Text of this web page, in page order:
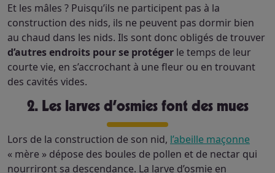
Et les mâles ? Puisqu’ils ne participent pas à la
construction des nids, ils ne peuvent pas dormir bien
au chaud dans les nids. Ils sont donc obligés de trouver
d’autres endroits pour se protéger le temps de leur
courte vie, en s’accrochant à une fleur ou en trouvant
des cavités vides.
2. Les larves d’osmies font des mues
Lors de la construction de son nid, l’abeille maçonne
« mère » dépose des boules de pollen et de nectar qui
nourriront sa descendance. La larve d’osmie en